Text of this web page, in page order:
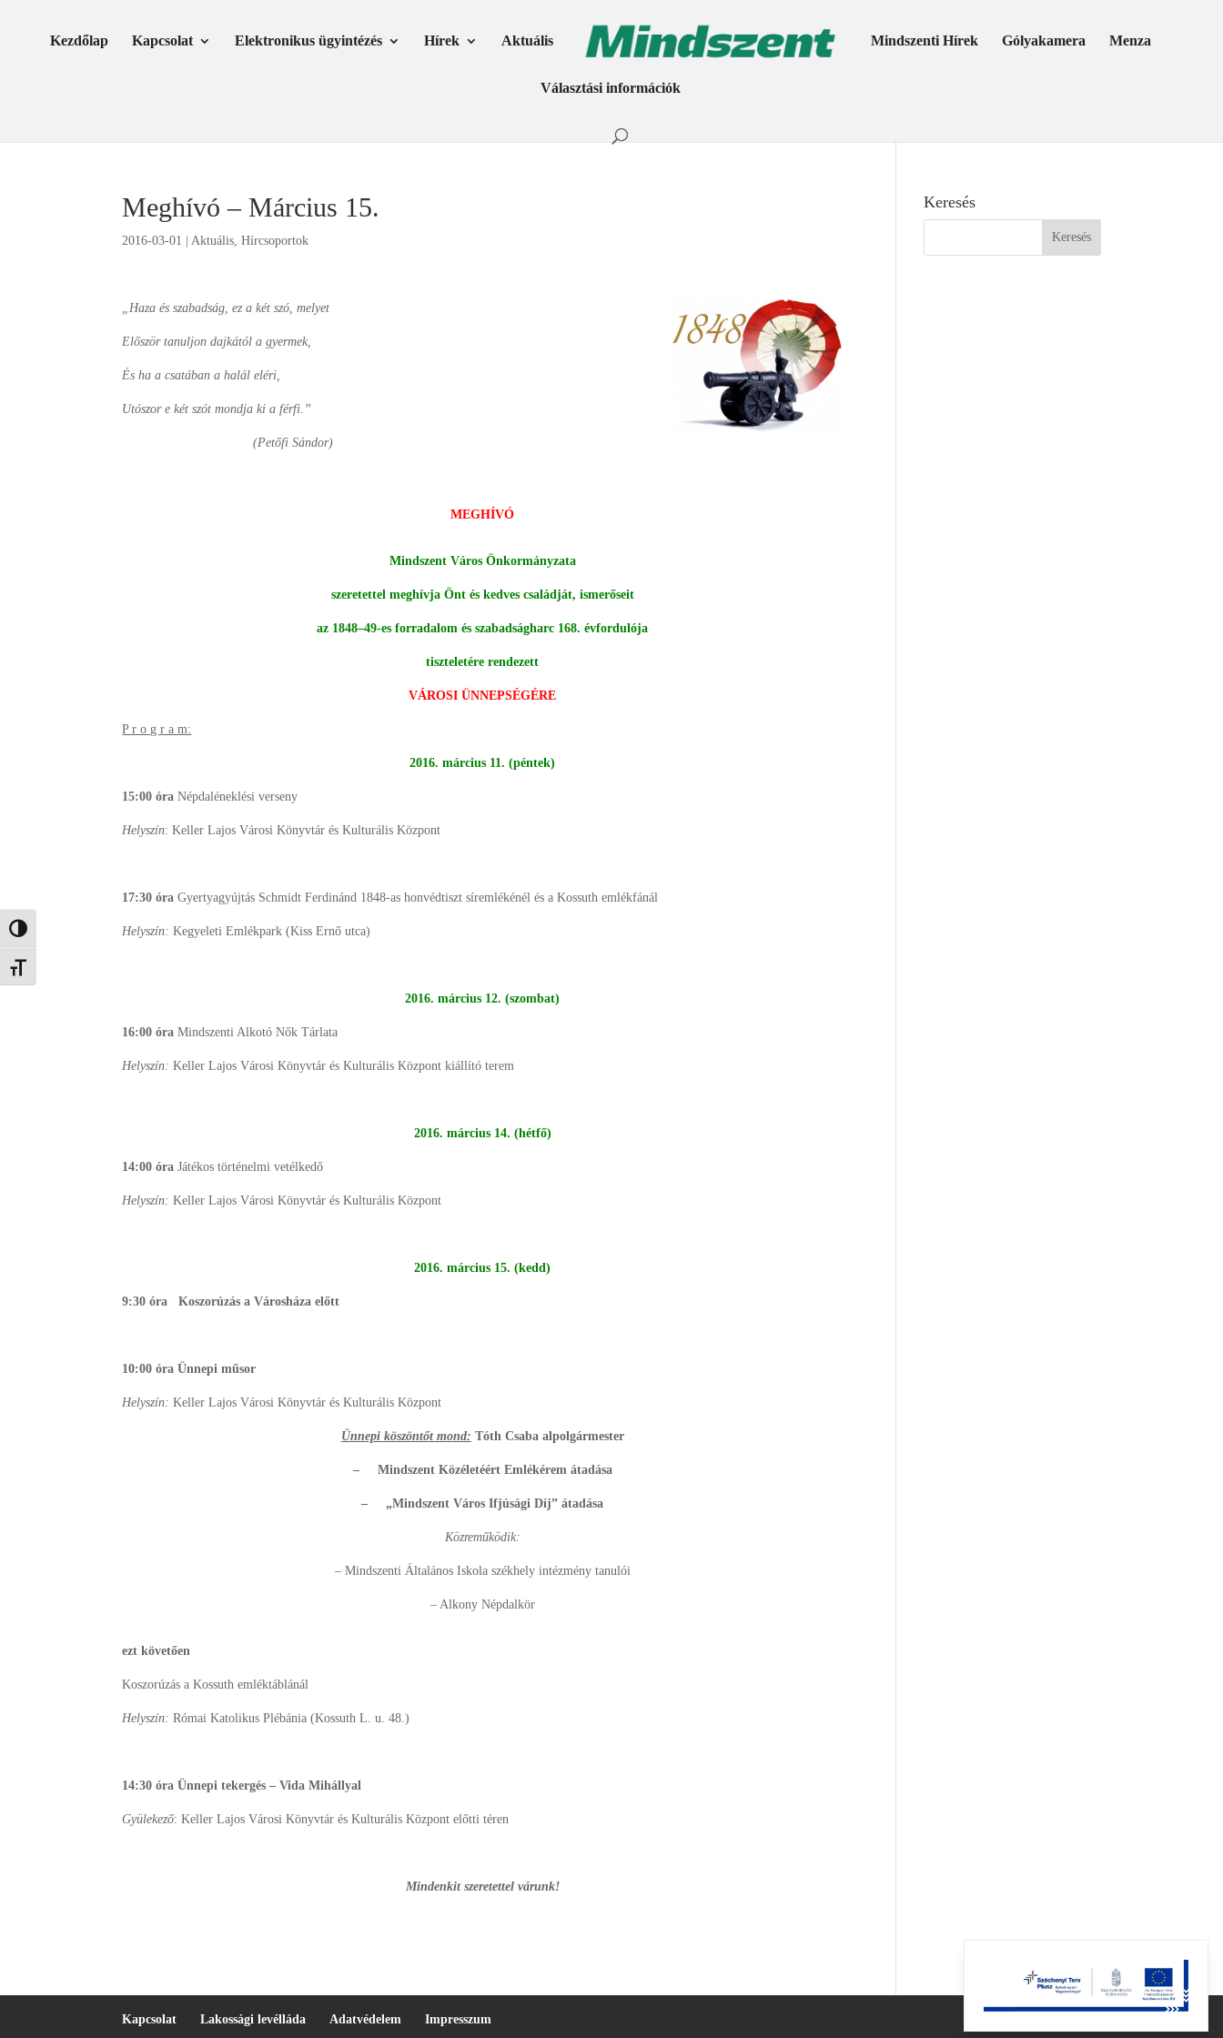
Nagy kontraszt váltása
Betűméret váltása
Kezdőlap Kapcsolat Elektronikus ügyintézés Hírek Aktuális Mindszenti Hírek Gólyakamera Menza
Választási információk
Meghívó – Március 15.
2016-03-01 |Aktuális,Hírcsoportok
„Haza és szabadság, ez a két szó, melyet
Először tanuljon dajkától a gyermek,
És ha a csatában a halál eléri,
Utószor e két szót mondja ki a férfi.”
(Petőfi Sándor)
MEGHÍVÓ
Mindszent Város Önkormányzata
szeretettel meghívja Önt és kedves családját, ismerőseit
az 1848–49-es forradalom és szabadságharc 168. évfordulója
tiszteletére rendezett
VÁROSI ÜNNEPSÉGÉRE
P r o g r a m:
2016. március 11. (péntek)
15:00 óraNépdaléneklési verseny
Helyszín: Keller Lajos Városi Könyvtár és Kulturális Központ
17:30 óraGyertyagyújtás Schmidt Ferdinánd 1848-as honvédtiszt síremlékénél és a Kossuth emlékfánál
Helyszín: Kegyeleti Emlékpark (Kiss Ernő utca)
2016. március 12. (szombat)
16:00 óraMindszenti Alkotó Nők Tárlata
Helyszín: Keller Lajos Városi Könyvtár és Kulturális Központ kiállító terem
2016. március 14. (hétfő)
14:00 óraJátékos történelmi vetélkedő
Helyszín: Keller Lajos Városi Könyvtár és Kulturális Központ
2016.március 15. (kedd)
9:30 óraKoszorúzás a Városháza előtt
10:00 óra Ünnepi műsor
Helyszín:Keller Lajos Városi Könyvtár és Kulturális Központ
Ünnepi köszöntőt mond: Tóth Csaba alpolgármester
– Mindszent Közéletéért Emlékérem átadása
– „Mindszent Város Ifjúsági Díj” átadása
Közreműködik:
– Mindszenti Általános Iskola székhely intézmény tanulói
– Alkony Népdalkör
ezt követően
Koszorúzás a Kossuth emléktáblánál
Helyszín:Római Katolikus Plébánia (Kossuth L. u. 48.)
14:30 óra Ünnepi tekergés – Vida Mihállyal
Gyülekező: Keller Lajos Városi Könyvtár és Kulturális Központ előtti téren
Mindenkit szeretettel várunk!
Keresés
Kapcsolat Lakossági levélláda Adatvédelem Impresszum